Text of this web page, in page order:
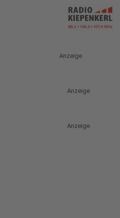
Anzeige
Anzeige
Anzeige